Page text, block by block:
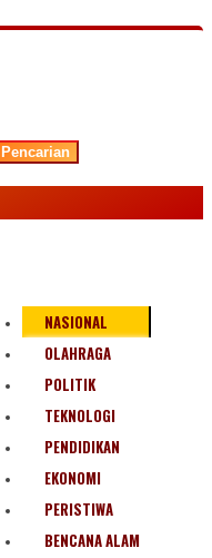
Pencarian
NASIONAL
OLAHRAGA
POLITIK
TEKNOLOGI
PENDIDIKAN
EKONOMI
PERISTIWA
BENCANA ALAM